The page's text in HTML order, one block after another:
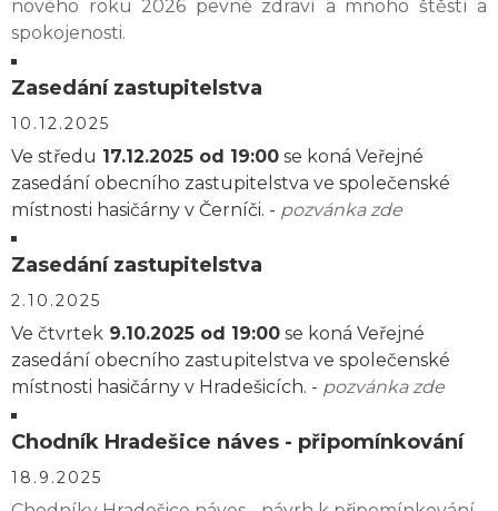
nového roku 2026 pevné zdraví a mnoho štěstí a
spokojenosti.
Zasedání zastupitelstva
10.12.2025
Ve středu 17.12.2025 od 19:00 se koná Veřejné
zasedání obecního zastupitelstva ve společenské
místnosti hasičárny v Černíči. - pozvánka zde
Zasedání zastupitelstva
2.10.2025
Ve čtvrtek 9.10.2025 od 19:00 se koná Veřejné
zasedání obecního zastupitelstva ve společenské
místnosti hasičárny v Hradešicích. - pozvánka zde
Chodník Hradešice náves - připomínkování
18.9.2025